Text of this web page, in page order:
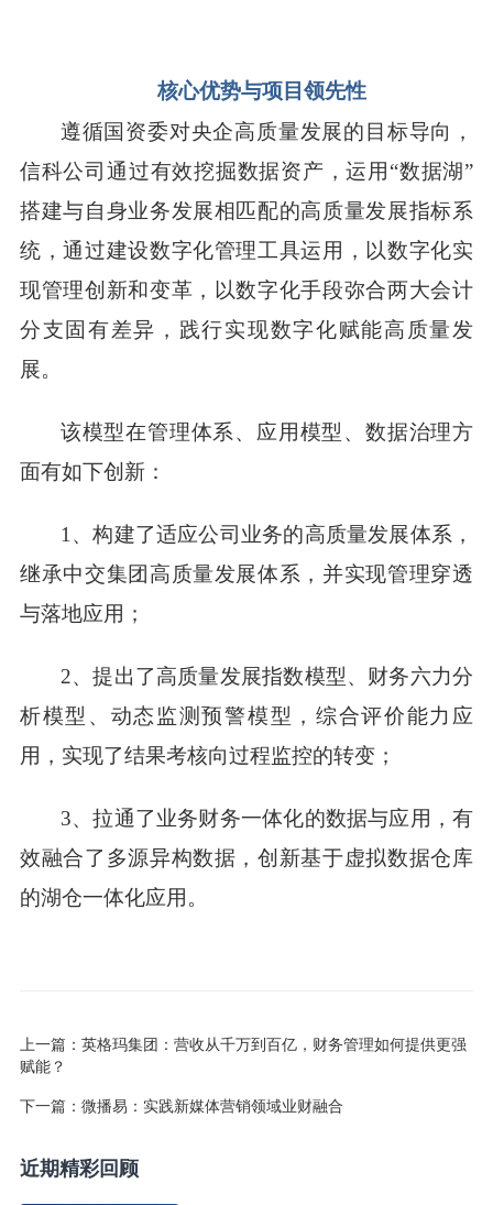
核心优势与项目领先性
遵循国资委对央企高质量发展的目标导向，
信科公司通过有效挖掘数据资产，运用 “数据湖”
搭建与自身业务发展相匹配的高质量发展指标系
统，通过建设数字化管理工具运用，以数字化实
现管理创新和变革，以数字化手段弥合两大会计
分支固有差异，践行实现数字化赋能高质量发
展。
该模型在管理体系、应用模型、数据治理方
面有如下创新：
1、构建了适应公司业务的高质量发展体系，
继承中交集团高质量发展体系，并实现管理穿透
与落地应用 ；
2、提出了高质量发展指数模型、财务六力分
析模型、动态监测预警模型，综合评价能力应
用，实现了结果考核向过程监控的转变；
3、拉通了业务财务一体化的数据与应用，有
效融合了多源异构数据，创新基于虚拟数据仓库
的湖仓一体化应用 。
上一篇： 英格玛集团：营收从千万到百亿，财务管理如何提供更强
赋能？
下一篇： 微播易：实践新媒体营销领域业财融合
近期精彩回顾